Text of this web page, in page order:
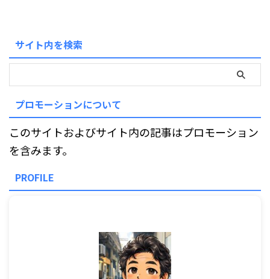
サイト内を検索
プロモーションについて
このサイトおよびサイト内の記事はプロモーション
を含みます。
PROFILE